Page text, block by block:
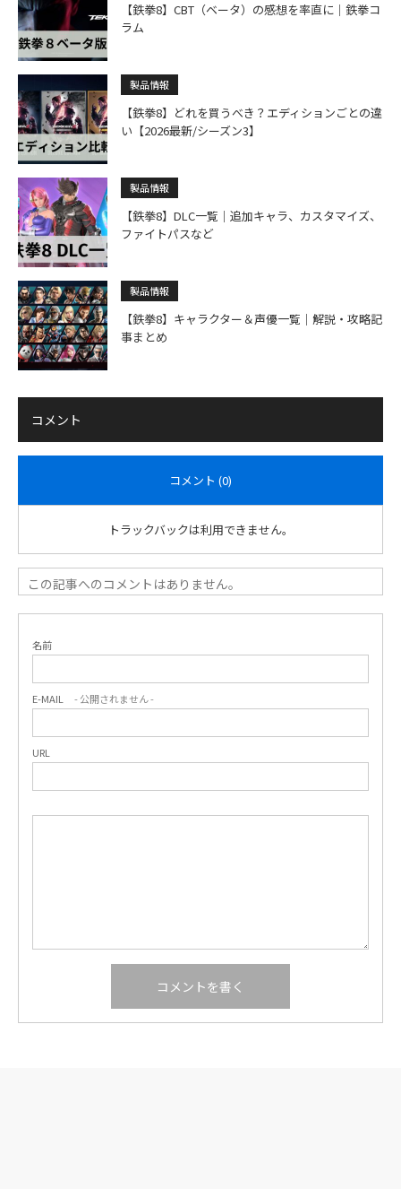
【鉄拳8】CBT（ベータ）の感想を率直に｜鉄拳コ
ラム
製品情報
【鉄拳8】どれを買うべき？エディションごとの違
い【2026最新/シーズン3】
製品情報
【鉄拳8】DLC一覧｜追加キャラ、カスタマイズ、
ファイトパスなど
製品情報
【鉄拳8】キャラクター＆声優一覧｜解説・攻略記
事まとめ
コメント
コメント (0)
トラックバックは利用できません。
この記事へのコメントはありません。
名前
E-MAIL - 公開されません -
URL